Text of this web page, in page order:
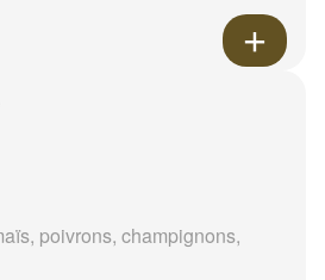
poivrons, champignons,